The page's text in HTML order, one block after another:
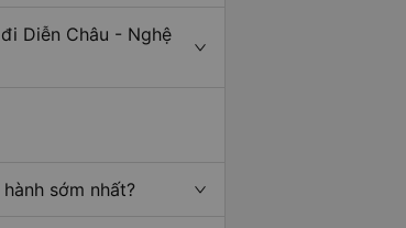
Diễn Châu - Nghệ
sớm nhất?